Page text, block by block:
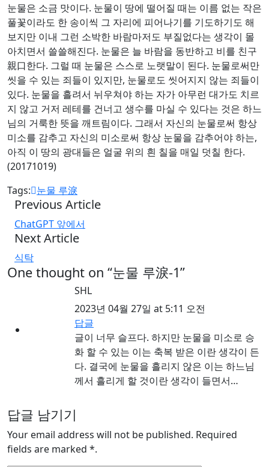
눈물은 소금 맛이다. 눈물이 땅에 떨어질 때는 이름 없는 작은
풀꽃이라도 한 송이씩 그 자리에 피어나기를 기도하기도 해
보지만 이내 그런 소박한 바람마저도 부질없다는 생각이 몰
아치면서 쓸쓸해진다. 눈물은 늘 바람을 동반하고 비를 친구
親口한다. 그럴 때 눈물은 스스로 노랫말이 된다. 눈물로써만
씻을 수 있는 죄들이 있지만, 눈물로도 씻어지지 않는 죄들이
있다. 눈물을 흘려서 뉘우쳐야 하는 자가 아무런 대가도 치르
지 않고 거저 레테를 건너고 생수를 마실 수 있다는 것은 하느
님의 거룩한 뜻을 깨트림이다. 그래서 자신의 눈물로써 항상
미소를 감추고 자신의 미소로써 항상 눈물을 감추어야 하는,
아직 이 땅의 광대들은 얼굴 위의 흰 칠을 매일 덧칠 한다.
(20171019)
Tags: 눈물 루淚
Previous Article
ChatGPT 앞에서
Next Article
식탁
One thought on “눈물 루淚-1”
SHL
2023년 04월 27일 at 5:11 오전
답글
글이 너무 슬프다. 하지만 눈물을 미소로 승
화 할 수 있는 이는 축복 받은 이란 생각이 든
다. 결국에 눈물을 흘리지 않은 이는 하느님
께서 흘리게 할 것이란 생각이 들면서…
답글 남기기
Your email address will not be published. Required
fields are marked *.